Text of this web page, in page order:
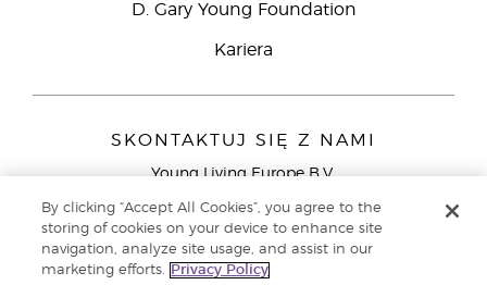
D. Gary Young Foundation
Kariera
SKONTAKTUJ SIĘ Z NAMI
Young Living Europe B.V.
9727 AJ Groningen
Young Living Europe Ltd - Europejska siedziba
By clicking “Accept All Cookies”, you agree to the
storing of cookies on your device to enhance site
navigation, analyze site usage, and assist in our
marketing efforts.
Privacy Policy